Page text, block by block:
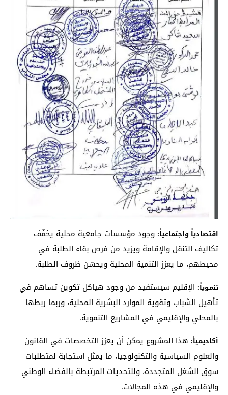
اقتصادياً واجتماعياً: وجود مؤسسات جامعية محلية يخفّف
تكاليف التنقل والإقامة ويزيد من فرص بقاء الطلبة في
محيطهم، ما يعزز التنمية المحلية ويحسّن ظروف الطلبة.
تنموياً: الإقليم سيستفيد من وجود هياكل تكوين تساهم في
تأهيل الشباب وتقوية الموارد البشرية المحلية، وربما ربطها
بالمحلي والإقليمي في المشاريع التنموية.
أكاديمياً: هذا المشروع يمكن أن يعزز التخصصات في القانون
والعلوم السياسية والتكنولوجيا، ما يمثل استجابة لمتطلبات
سوق الشغل المتجددة، وللتحديات المرتبطة بالفضاء الوطني
والإقليمي في هذه المجالات.